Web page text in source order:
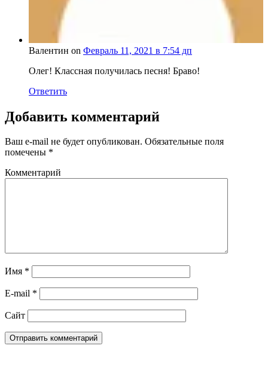
Валентин on Февраль 11, 2021 в 7:54 дп
Олег! Классная получилась песня! Браво!
Ответить
Добавить комментарий
Ваш e-mail не будет опубликован. Обязательные поля
помечены *
Комментарий
Имя *
E-mail *
Сайт